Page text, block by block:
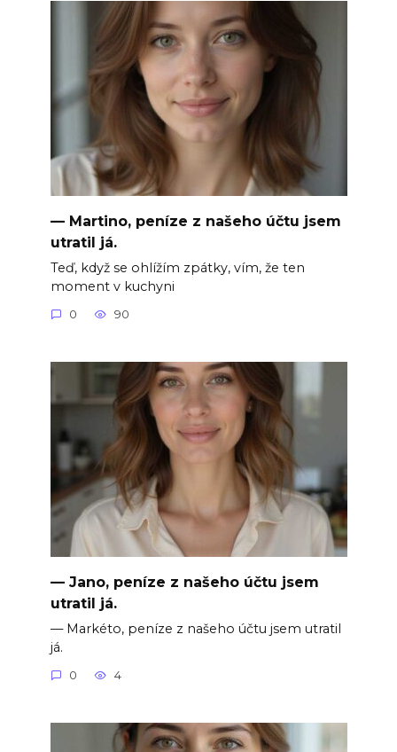
— Martino, peníze z našeho účtu jsem
utratil já.
Teď, když se ohlížím zpátky, vím, že ten
moment v kuchyni
0 90
— Jano, peníze z našeho účtu jsem
utratil já.
— Markéto, peníze z našeho účtu jsem utratil
já.
0 4